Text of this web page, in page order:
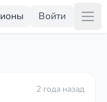
Войти
2 года назад